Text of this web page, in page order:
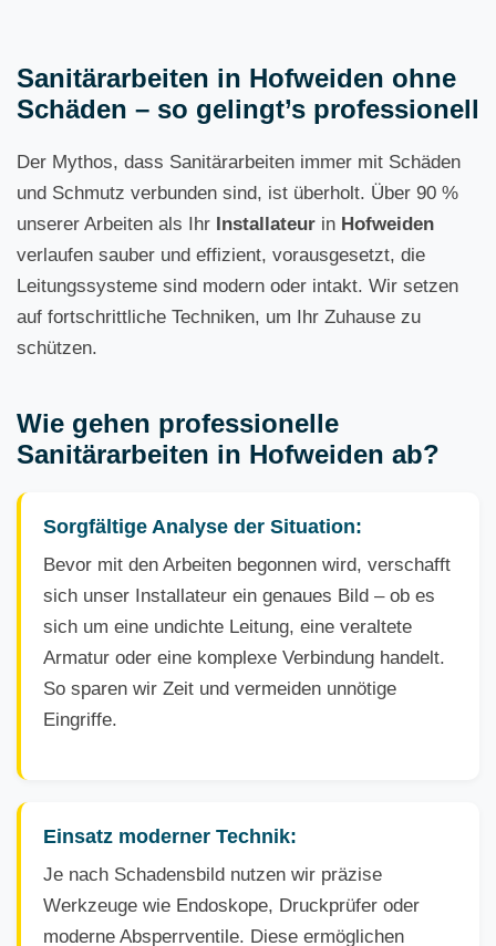
Sanitärarbeiten in Hofweiden ohne
Schäden – so gelingt’s professionell
Der Mythos, dass Sanitärarbeiten immer mit Schäden
und Schmutz verbunden sind, ist überholt. Über 90 %
unserer Arbeiten als Ihr Installateur in Hofweiden
verlaufen sauber und effizient, vorausgesetzt, die
Leitungssysteme sind modern oder intakt. Wir setzen
auf fortschrittliche Techniken, um Ihr Zuhause zu
schützen.
Wie gehen professionelle
Sanitärarbeiten in Hofweiden ab?
Sorgfältige Analyse der Situation:
Bevor mit den Arbeiten begonnen wird, verschafft
sich unser Installateur ein genaues Bild – ob es
sich um eine undichte Leitung, eine veraltete
Armatur oder eine komplexe Verbindung handelt.
So sparen wir Zeit und vermeiden unnötige
Eingriffe.
Einsatz moderner Technik:
Je nach Schadensbild nutzen wir präzise
Werkzeuge wie Endoskope, Druckprüfer oder
moderne Absperrventile. Diese ermöglichen